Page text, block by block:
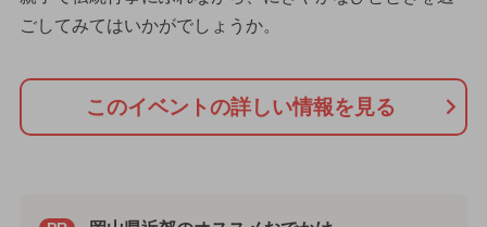
ごしてみてはいかがでしょうか。
このイベントの詳しい情報を見る